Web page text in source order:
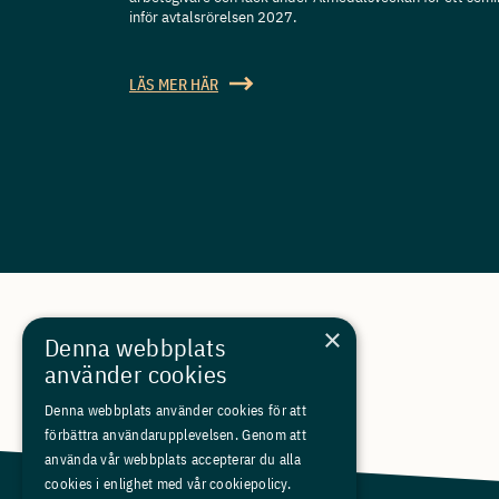
inför avtalsrörelsen 2027.
LÄS MER HÄR
×
Denna webbplats
använder cookies
Denna webbplats använder cookies för att
förbättra användarupplevelsen. Genom att
använda vår webbplats accepterar du alla
cookies i enlighet med vår cookiepolicy.